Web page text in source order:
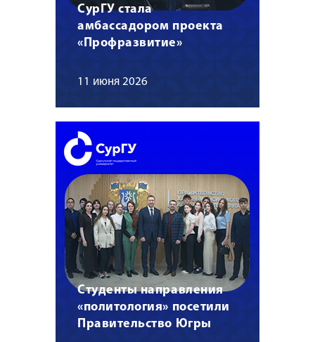
СурГУ стала
амбассадором проекта
«Профразвитие»
11 июня 2026
Студенты направления
«политология» посетили
Правительство Югры